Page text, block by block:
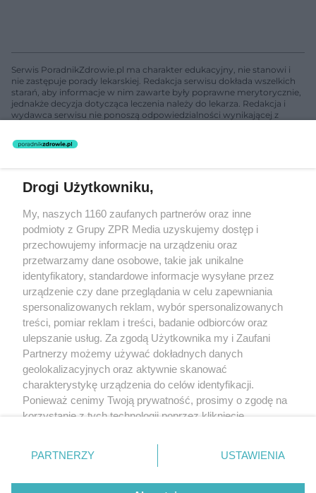
Serwis PoradnikZdrowie.pl ma charakter edukacyjny, nie stanowi i
nie zastępuje porady lekarskiej. Redakcja serwisu dokłada wszelkich
starań, aby informacje w nim zawarte były poprawne merytorycznie,
jednakże decyzja dotycząca leczenia należy do lekarza. Redakcja i
wydawca serwisu nie ponoszą odpowiedzialności wynikającej z
świadczeń zdrowotnych w rozumieniu art. 3 ust 1 ustawy o
rozpowszechniany lub dalej rozpowszechniany w jakikolwiek sposób
(w tym także elektroniczny lub mechaniczny) na jakimkolwiek polu
eksploatacji w jakiejkolwiek formie, włącznie z umieszczaniem w
Internecie bez pisemnej zgody właściciela praw. Jakiekolwiek użycie
lub wykorzystanie utworów w całości lub w części z naruszeniem
prawa, tzn. bez właściwej zgody, jest zabronione pod groźbą kary i
może być ścigane prawnie.
O nas
Informacje prawne
Nasze serwisy
Drogi Użytkowniku,
My, naszych 1160 zaufanych partnerów oraz inne
podmioty z Grupy ZPR Media uzyskujemy dostęp i
przechowujemy informacje na urządzeniu oraz
przetwarzamy dane osobowe, takie jak unikalne
identyfikatory, standardowe informacje wysyłane przez
urządzenie czy dane przeglądania w celu zapewniania
spersonalizowanych reklam, wybór spersonalizowanych
treści, pomiar reklam i treści, badanie odbiorców oraz
ulepszanie usług. Za zgodą Użytkownika my i Zaufani
Partnerzy możemy używać dokładnych danych
geolokalizacyjnych oraz aktywnie skanować
charakterystykę urządzenia do celów identyfikacji.
Ponieważ cenimy Twoją prywatność, prosimy o zgodę na
korzystanie z tych technologii poprzez kliknięcie
zmienić/wycofać klikając przycisk ustawień prywatności
znajdujący się w lewym dolnym rogu strony
rodzaje przetwarzania danych nie wymagają zgody
PARTNERZY USTAWIENIA